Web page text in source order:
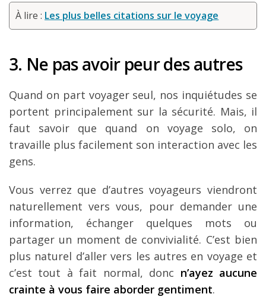
À lire : Les plus belles citations sur le voyage
3. Ne pas avoir peur des autres
Quand on part voyager seul, nos inquiétudes se
portent principalement sur la sécurité. Mais, il
faut savoir que quand on voyage solo, on
travaille plus facilement son interaction avec les
gens.
Vous verrez que d’autres voyageurs viendront
naturellement vers vous, pour demander une
information, échanger quelques mots ou
partager un moment de convivialité. C’est bien
plus naturel d’aller vers les autres en voyage et
c’est tout à fait normal, donc n’ayez aucune
crainte à vous faire aborder gentiment.